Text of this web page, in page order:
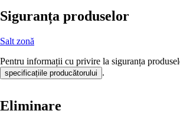
Siguranța produselor
Salt zonă
Pentru informații cu privire la siguranța
specificațiile producătorului .
Eliminare